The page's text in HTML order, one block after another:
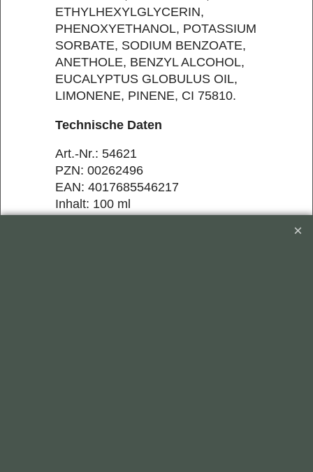
ETHYLHEXYLGLYCERIN,
PHENOXYETHANOL, POTASSIUM
SORBATE, SODIUM BENZOATE,
ANETHOLE, BENZYL ALCOHOL,
EUCALYPTUS GLOBULUS OIL,
LIMONENE, PINENE, CI 75810.
Technische Daten
Art.-Nr.: 54621
PZN: 00262496
EAN: 4017685546217
Inhalt: 100 ml